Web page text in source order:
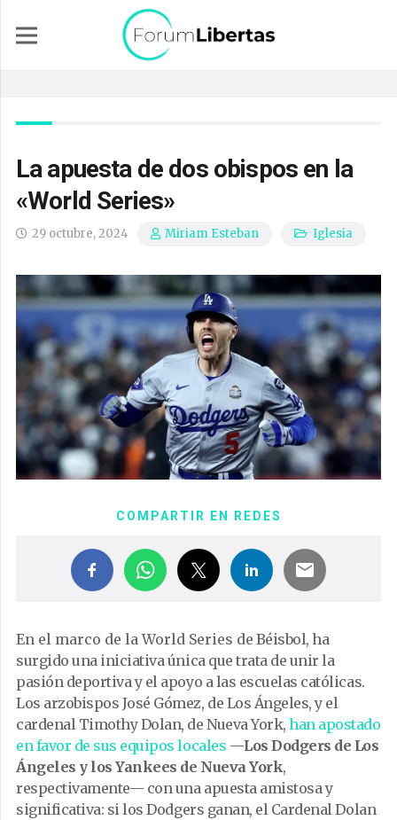
La apuesta de dos obispos en la
«World Series»
29 octubre, 2024 Miriam Esteban Iglesia
COMPARTIR EN REDES
En el marco de la World Series de Béisbol, ha
surgido una iniciativa única que trata de unir la
pasión deportiva y el apoyo a las escuelas católicas.
Los arzobispos José Gómez, de Los Ángeles, y el
cardenal Timothy Dolan, de Nueva York,han apostado
en favor de sus equipos locales —Los Dodgers de Los
Ángeles y los Yankees de Nueva York,
respectivamente— con una apuesta amistosa y
significativa: si los Dodgers ganan, el Cardenal Dolan